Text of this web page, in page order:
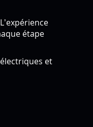
étape
et